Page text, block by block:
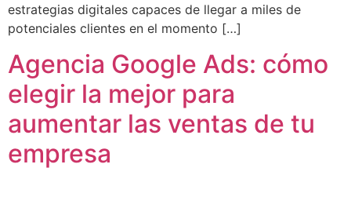
estrategias digitales capaces de llegar a miles de
potenciales clientes en el momento […]
Agencia Google Ads: cómo
elegir la mejor para
aumentar las ventas de tu
empresa